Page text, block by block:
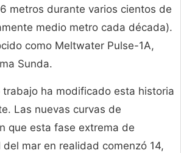
metros durante varios cientos de
medio metro cada década).
como Meltwater Pulse-1A,
Sunda.
trabajo ha modificado esta historia
Las nuevas curvas de
que esta fase extrema de
mar en realidad comenzó 14,